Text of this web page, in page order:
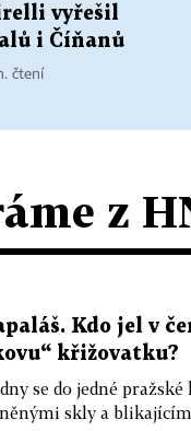
vyřešil
i Číňanů
čtení
z
Kdo jel v
křižovatku?
se do jedné
skly a